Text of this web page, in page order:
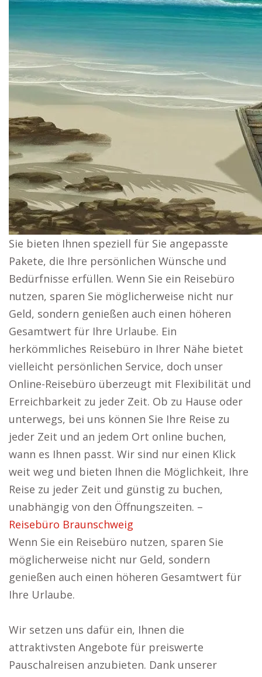
Sie bieten Ihnen speziell für Sie angepasste
Pakete, die Ihre persönlichen Wünsche und
Bedürfnisse erfüllen. Wenn Sie ein Reisebüro
nutzen, sparen Sie möglicherweise nicht nur
Geld, sondern genießen auch einen höheren
Gesamtwert für Ihre Urlaube. Ein
herkömmliches Reisebüro in Ihrer Nähe bietet
vielleicht persönlichen Service, doch unser
Online-Reisebüro überzeugt mit Flexibilität und
Erreichbarkeit zu jeder Zeit. Ob zu Hause oder
unterwegs, bei uns können Sie Ihre Reise zu
jeder Zeit und an jedem Ort online buchen,
wann es Ihnen passt. Wir sind nur einen Klick
weit weg und bieten Ihnen die Möglichkeit, Ihre
Reise zu jeder Zeit und günstig zu buchen,
unabhängig von den Öffnungszeiten. –
Reisebüro Braunschweig
Wenn Sie ein Reisebüro nutzen, sparen Sie
möglicherweise nicht nur Geld, sondern
genießen auch einen höheren Gesamtwert für
Ihre Urlaube.
Wir setzen uns dafür ein, Ihnen die
attraktivsten Angebote für preiswerte
Pauschalreisen anzubieten. Dank unserer